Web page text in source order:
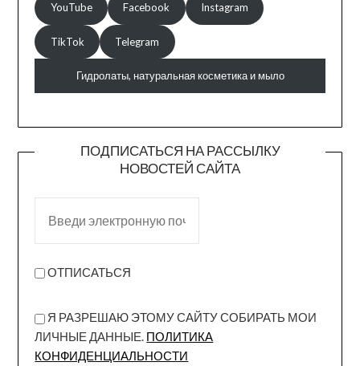
YouTube Facebook Instagram
TikTok Telegram
Гидролаты, натуральная косметика и мыло
ПОДПИСАТЬСЯ НА РАССЫЛКУ
НОВОСТЕЙ САЙТА
ОТПИСАТЬСЯ
Я РАЗРЕШАЮ ЭТОМУ САЙТУ СОБИРАТЬ МОИ
ЛИЧНЫЕ ДАННЫЕ. ПОЛИТИКА
КОНФИДЕНЦИАЛЬНОСТИ